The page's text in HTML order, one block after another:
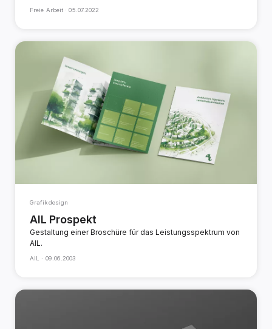
Freie Arbeit ·05.07.2022
Grafikdesign
AIL Prospekt
Gestaltung einer Broschüre für das Leistungsspektrum von
AIL.
AIL · 09.06.2003